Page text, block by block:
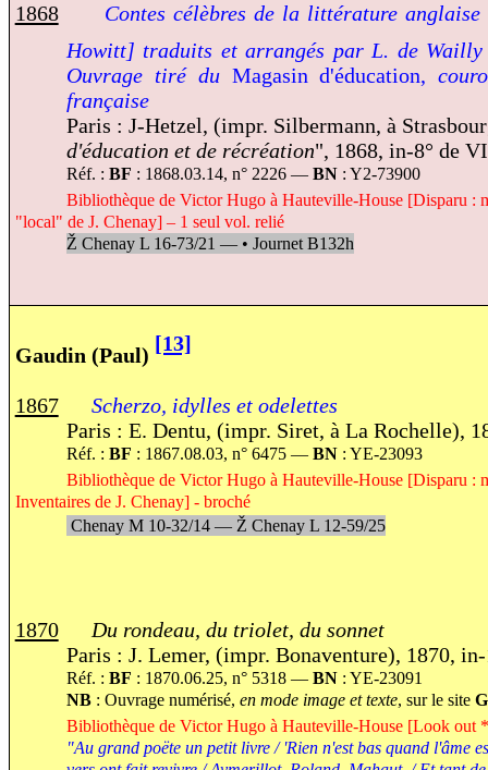
1868
Contes célèbres de la littérature
Howitt] traduits et arrangés par L. de
Ouvrage tiré du Magasin d'éducation,
française
Paris : J-Hetzel, (impr. Silbermann, à
d'éducation et de récréation", 1868, in-8° de
Réf. : BF : 1868.03.14, n° 2226 — BN: Y2-73900
Bibliothèque de Victor Hugo à Hauteville-House [Disparu :
"local" de J. Chenay] – 1 seul vol. relié
Ž Chenay L 16-73/21 — • Journet B132h
Gaudin (Paul) [13]
1867
Scherzo, idylles et odelettes
Paris : E. Dentu, (impr. Siret, à La Rochelle),
Réf. : BF : 1867.08.03, n° 6475 — BN: YE-23093
Bibliothèque de Victor Hugo à Hauteville-House [Disparu :
Inventaires de J. Chenay] - broché
Chenay M 10-32/14 — Ž Chenay L 12-59/25
1870
Du rondeau, du triolet, du sonnet
Paris : J. Lemer, (impr. Bonaventure), 1870,
Réf. : BF : 1870.06.25, n° 5318 — BN: YE-23091
NB: Ouvrage numérisé, en mode image et texte, sur le site
Bibliothèque de Victor Hugo à Hauteville-House [Look out
"Au grand poëte un petit livre / 'Rien n'est bas quand l'âme